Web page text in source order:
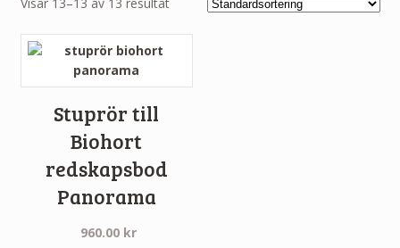
Stuprör till
Biohort
redskapsbod
Panorama
960.00 kr